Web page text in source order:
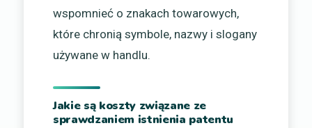
wspomnieć o znakach towarowych,
które chronią symbole, nazwy i slogany
używane w handlu.
Jakie są koszty związane ze
sprawdzaniem istnienia patentu